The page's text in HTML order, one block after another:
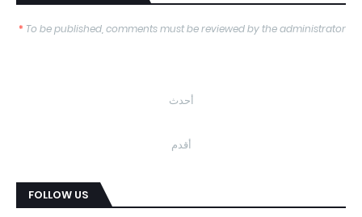
To be published, comments must be reviewed by the administrator
*
أحدث
أقدم
FOLLOW US